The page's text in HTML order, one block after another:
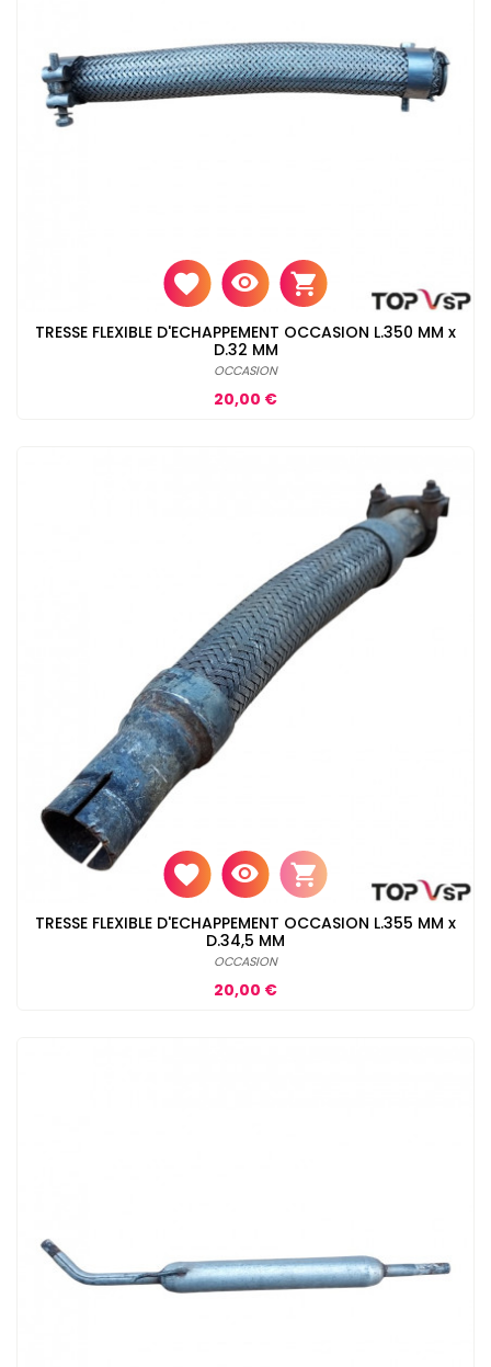
TRESSE FLEXIBLE D'ECHAPPEMENT OCCASION L.350 MM x
D.32 MM
OCCASION
Prix
20,00 €
TRESSE FLEXIBLE D'ECHAPPEMENT OCCASION L.355 MM x
D.34,5 MM
OCCASION
Prix
20,00 €